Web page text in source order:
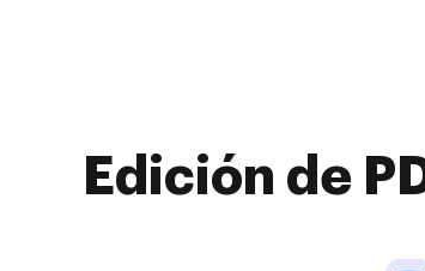
Edición de